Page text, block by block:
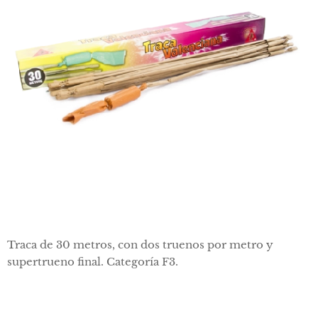
Traca de 30 metros, con dos truenos por metro y
supertrueno final. Categoría F3.